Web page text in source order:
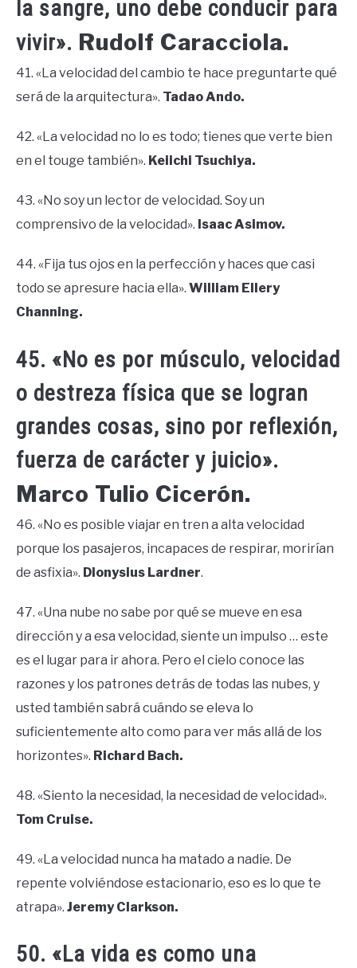
la sangre, uno debe conducir para
vivir». Rudolf Caracciola.
41. «La velocidad del cambio te hace preguntarte qué
será de la arquitectura». Tadao Ando.
42. «La velocidad no lo es todo; tienes que verte bien
en el touge también». Keiichi Tsuchiya.
43. «No soy un lector de velocidad. Soy un
comprensivo de la velocidad». Isaac Asimov.
44. «Fija tus ojos en la perfección y haces que casi
todo se apresure hacia ella». William Ellery
Channing.
45. «No es por músculo, velocidad
o destreza física que se logran
grandes cosas, sino por reflexión,
fuerza de carácter y juicio».
Marco Tulio Cicerón.
46. «No es posible viajar en tren a alta velocidad
porque los pasajeros, incapaces de respirar, morirían
de asfixia». Dionysius Lardner.
47. «Una nube no sabe por qué se mueve en esa
dirección y a esa velocidad, siente un impulso … este
es el lugar para ir ahora. Pero el cielo conoce las
razones y los patrones detrás de todas las nubes, y
usted también sabrá cuándo se eleva lo
suficientemente alto como para ver más allá de los
horizontes». Richard Bach.
48. «Siento la necesidad, la necesidad de velocidad».
Tom Cruise.
49. «La velocidad nunca ha matado a nadie. De
repente volviéndose estacionario, eso es lo que te
atrapa». Jeremy Clarkson.
50. «La vida es como una